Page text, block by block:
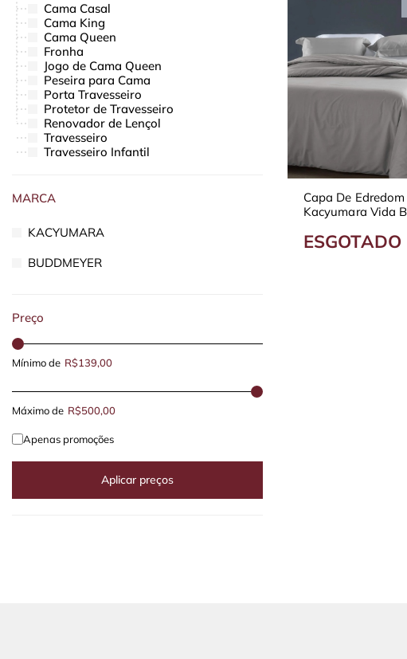
Cama Casal
Cama King
Cama Queen
Fronha
Jogo de Cama Queen
Peseira para Cama
Porta Travesseiro
Protetor de Travesseiro
Renovador de Lençol
Travesseiro
Travesseiro Infantil
Brindes
COZINHA
KIDS
MARCA
KACYUMARA
BUDDMEYER
Preço
Mínimo de R$139,00
Máximo de R$500,00
Apenas promoções
Aplicar preços
Capa De
Kacyumara Vida
ESGOTADO